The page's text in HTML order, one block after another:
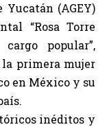
(AGEY)
“Rosa Torre
popular”,
la primera mujer
en México y su
inéditos y